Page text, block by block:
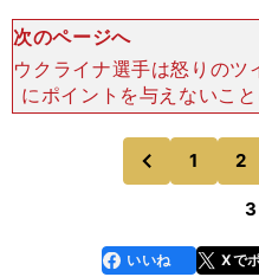
次のページへ
ウクライナ選手は怒りの
にポイントを与えないこ
ロシアとベラルーシの選手
ことになる。 その動きを
のは、
前
1 2のページへ
faceboo
k
いいね Xで